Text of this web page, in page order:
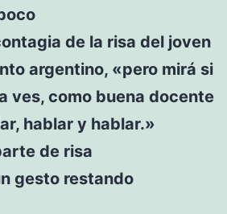
de la risa del joven
argentino, «pero mirá si
ves, como buena docente
hablar y hablar.»
de risa
gesto restando